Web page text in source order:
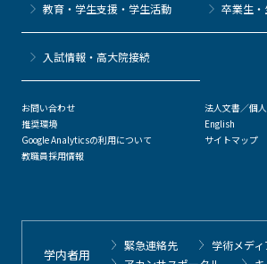
教育・学生支援・学生活動 卒業生
⼊試情報・高大院接続
お問い合わせ
推奨環境
Google Analyticsの利用について
教職員採用情報
法人文書／個
English
サイトマップ
学内者用
緊急連絡先
学術メデ